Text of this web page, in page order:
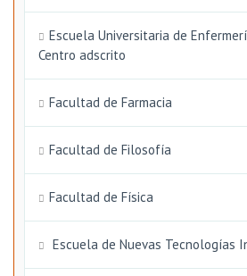
Escuela Universitaria de
Centro adscrito
Facultad de Farmacia
Facultad de Filosofía
Facultad de Física
Escuela de Nuevas Tecnologías